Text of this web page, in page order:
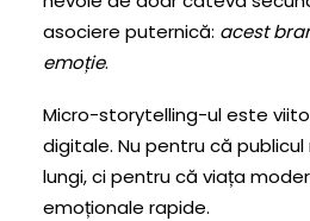
asociere puternică: acest
emoție.
Micro-storytelling-ul este
digitale. Nu pentru că
lungi, ci pentru că viața
emoționale rapide.